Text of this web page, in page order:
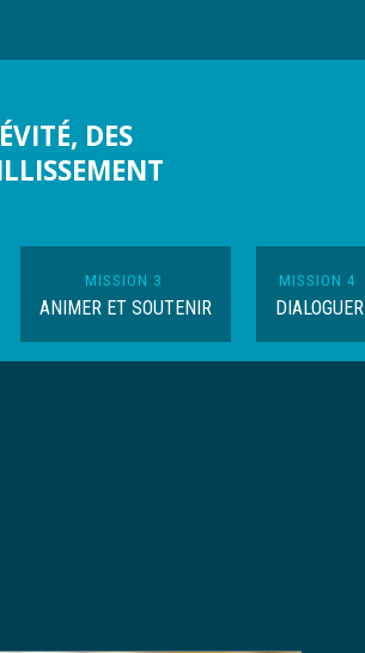
DES
MISSION 3
ANIMER ET SOUTENIR
MISSION 4
DIALOGUER